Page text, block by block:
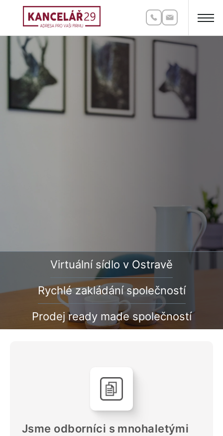
Virtuální sídlo v Ostravě
Rychlé zakládání společností
Prodej ready made společností
Jsme odborníci s mnohaletými